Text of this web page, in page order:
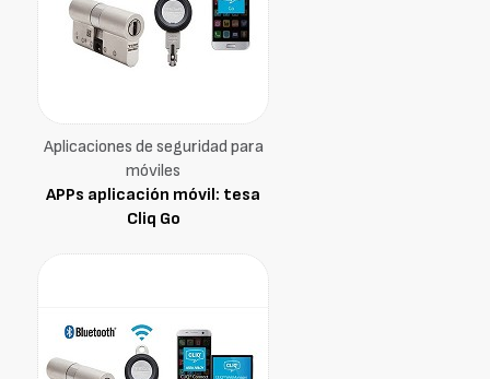
Aplicaciones de seguridad para
móviles
APPs aplicación móvil: tesa
Cliq Go